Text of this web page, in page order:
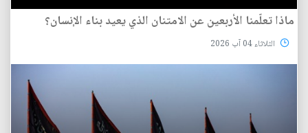
ماذا تعلّمنا الأربعين عن الامتنان الذي يعيد بناء الإنسان؟
الثلاثاء 04 آب 2026